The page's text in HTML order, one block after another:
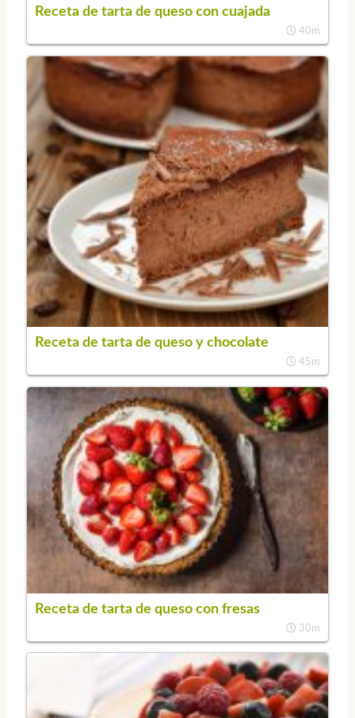
Receta de tarta de queso con cuajada
40m
Receta de tarta de queso y chocolate
45m
Receta de tarta de queso con fresas
30m